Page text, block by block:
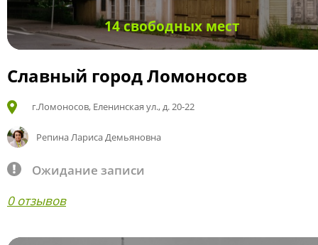
14 свободных мест
Славный город Ломоносов
г.Ломоносов, Еленинская ул., д. 20-22
Репина Лариса Демьяновна
Ожидание записи
0 отзывов